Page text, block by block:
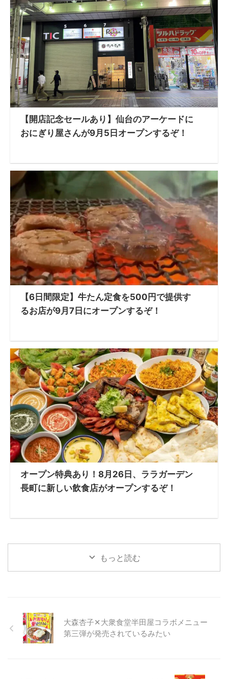
【開店記念セールあり】仙台のアーケードに
おにぎり屋さんが9月5日オープンするぞ！
【6日間限定】牛たん定食を500円で提供す
るお店が9月7日にオープンするぞ！
オープン特典あり！8月26日、ララガーデン
長町に新しい飲食店がオープンするぞ！
もっと読む
大森杏子✕大衆食堂半田屋コラボメニュー
第三弾が発売されているみたい